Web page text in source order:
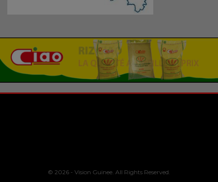
© 2026 - Vision Guinee. All Rights Reserved.